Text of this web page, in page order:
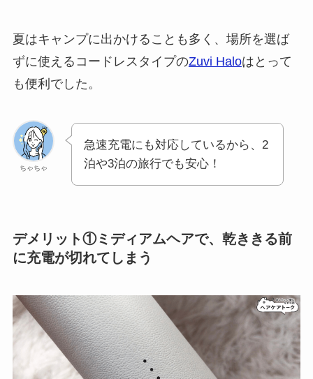
夏はキャンプに出かけることも多く、場所を選ば
ずに使えるコードレスタイプのZuvi Haloはとって
も便利でした。
ちゃちゃ
急速充電にも対応しているから、2
泊や3泊の旅行でも安心！
デメリット①ミディアムヘアで、乾ききる前
に充電が切れてしまう